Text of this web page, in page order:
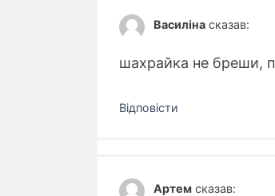
Василіна сказав:
шахрайка не бреши,
Відповіcти
Артем сказав: